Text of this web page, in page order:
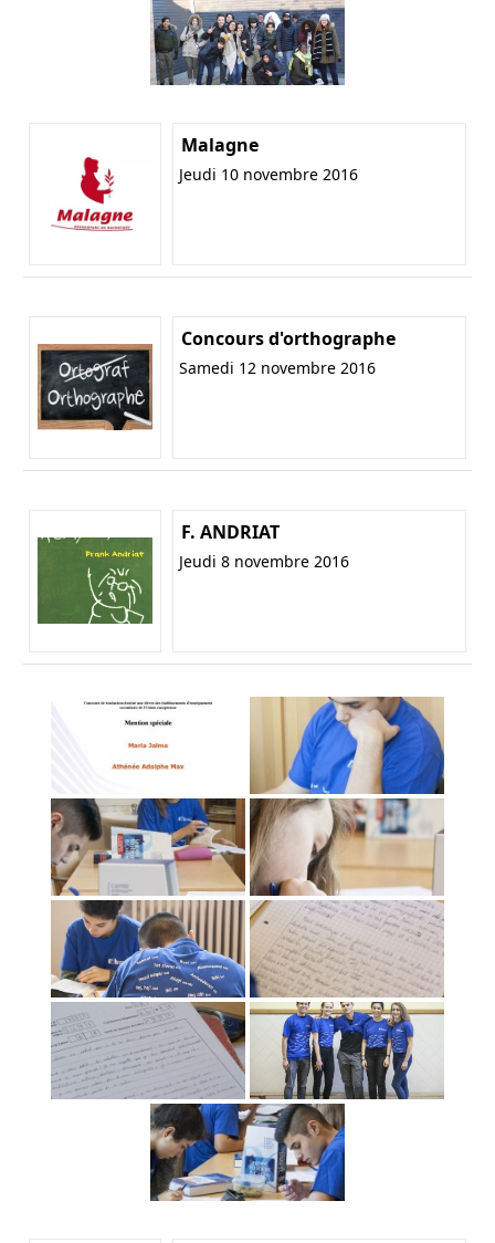
Malagne
Jeudi 10 novembre 2016
Concours d'orthographe
Samedi 12 novembre 2016
F. ANDRIAT
Jeudi 8 novembre 2016